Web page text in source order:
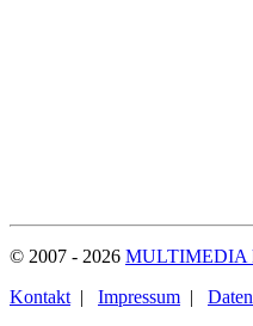
© 2007 - 2026 MULTIMEDIA
Kontakt | Impressum |